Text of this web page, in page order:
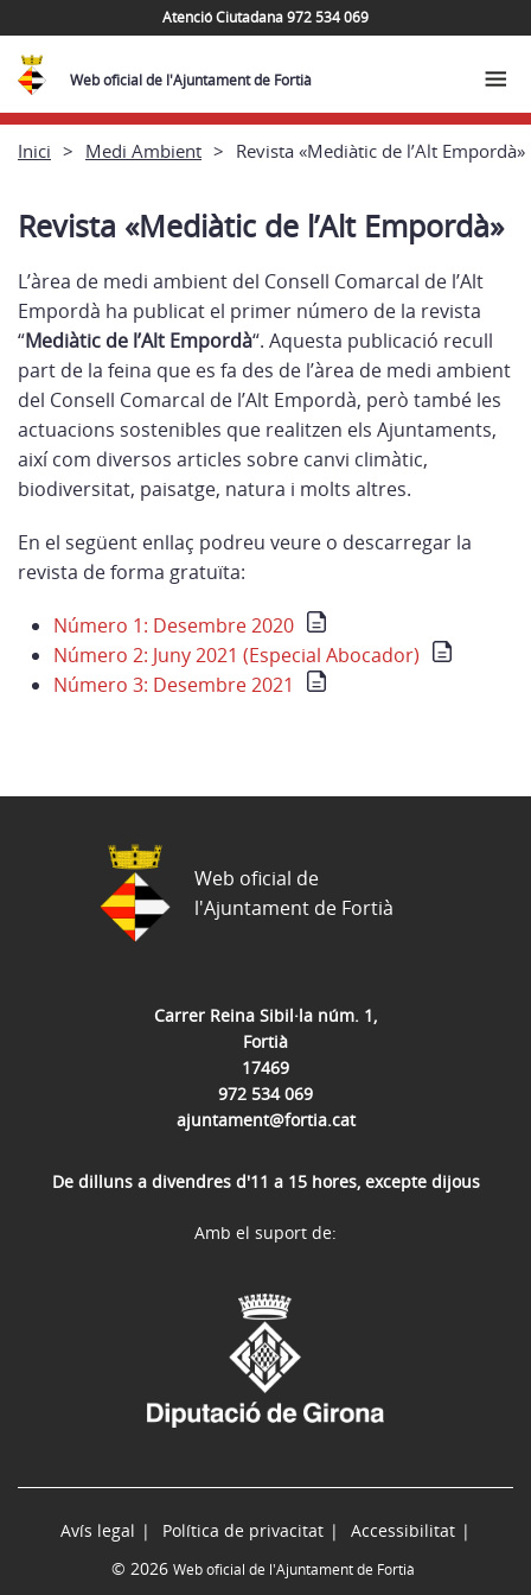
Atenció Ciutadana 972 534 069
Web oficial de l'Ajuntament de Fortià
Inici Medi Ambient Revista «Mediàtic de l’Alt Empordà»
Revista «Mediàtic de l’Alt Empordà»
L’àrea de medi ambient del Consell Comarcal de l’Alt
Empordà ha publicat el primer número de la revista
“Mediàtic de l’Alt Empordà“. Aquesta publicació recull
part de la feina que es fa des de l’àrea de medi ambient
del Consell Comarcal de l’Alt Empordà, però també les
actuacions sostenibles que realitzen els Ajuntaments,
així com diversos articles sobre canvi climàtic,
biodiversitat, paisatge, natura i molts altres.
En el següent enllaç podreu veure o descarregar la
revista de forma gratuïta:
Número 1: Desembre 2020
Número 2: Juny 2021 (Especial Abocador)
Número 3: Desembre 2021
Carrer Reina Sibil·la núm. 1,
Fortià
17469
972 534 069
ajuntament@fortia.cat
De dilluns a divendres d'11 a 15 hores, excepte dijous
Web oficial de
l'Ajuntament de Fortià
Avís legal Política de privacitat
Accessibilitat
© 2026 Web oficial de l'Ajuntament de Fortià
Amb el suport de: